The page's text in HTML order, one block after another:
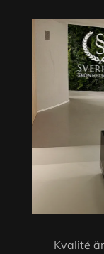
Kvalité